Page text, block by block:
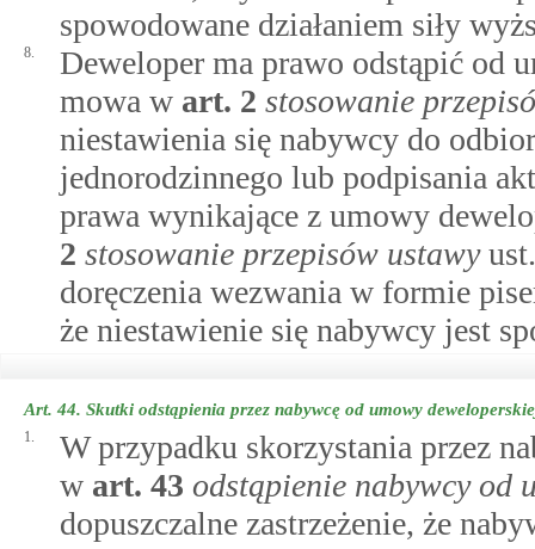
spowodowane działaniem siły
8.
Deweloper ma prawo odstąpić od
mowa w art. 2 stosowanie
niestawienia się nabywcy do
jednorodzinnego lub podpisania
prawa wynikające z umowy
2 stosowanie przepisów ustawy
doręczenia wezwania w formie
że niestawienie się nabywcy jest
Art. 44. Skutki odstąpienia przez nabywcę od umowy
1.
W przypadku skorzystania przez
w art. 43 odstąpienie nabywcy od
dopuszczalne zastrzeżenie, że